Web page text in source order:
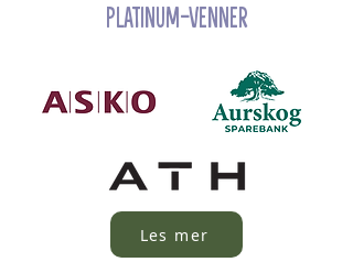
Platinum-Venner
Les mer